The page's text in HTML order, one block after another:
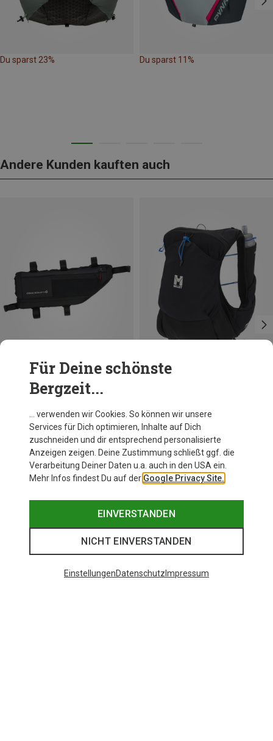
Du sparst 23% Du sparst 11%
Andere Kunden kauften auch
Du sparst 22%
Millet
Intense Ultra 15 Rucksack
153,70 €
Für Deine schönste
Bergzeit...
… verwenden wir Cookies. So können wir unsere
Services für Dich optimieren, Inhalte auf Dich
zuschneiden und dir entsprechend personalisierte
Anzeigen zeigen. Deine Zustimmung schließt ggf. die
Verarbeitung Deiner Daten u.a. auch in den USA ein.
Mehr Infos findest Du auf der Google Privacy Site.
EINVERSTANDEN
NICHT EINVERSTANDEN
EinstellungenDatenschutz Impressum